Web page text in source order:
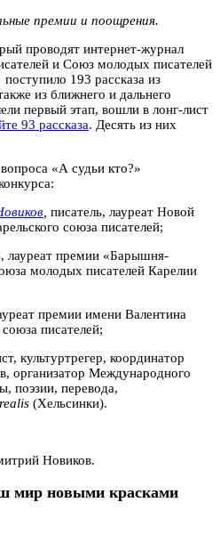
премии и поощрения.
проводят интернет-журнал
и Союз молодых писателей
поступило 193 рассказа из
из ближнего и дальнего
первый этап, вошли в лонг-лист
93 рассказа. Десять из них
«А судьи кто?»
писатель, лауреат Новой
союза писателей;
лауреат премии «Барышня-
молодых писателей Карелии
премии имени Валентина
писателей;
культуртрегер, координатор
организатор Международного
поэзии, перевода,
(Хельсинки).
Новиков.
мир новыми красками